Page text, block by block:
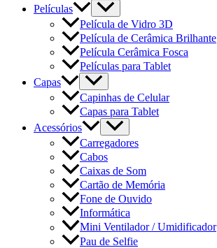
Películas
Película de Vidro 3D
Película de Cerâmica Brilhante
Película Cerâmica Fosca
Películas para Tablet
Capas
Capinhas de Celular
Capas para Tablet
Acessórios
Carregadores
Cabos
Caixas de Som
Cartão de Memória
Fone de Ouvido
Informática
Mini Ventilador / Umidificador
Pau de Selfie